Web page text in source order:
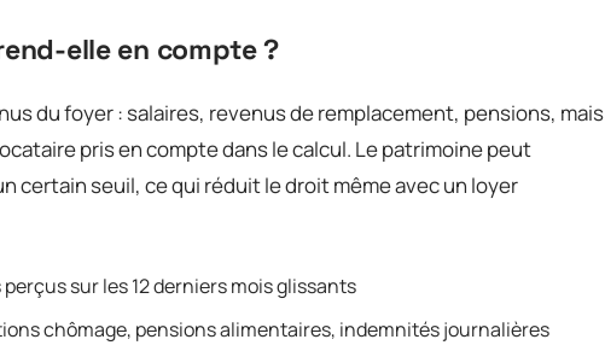
elle en compte ?
du foyer : salaires, revenus de remplacement, pensions, mais
pris en compte dans le calcul. Le patrimoine peut
certain seuil, ce qui réduit le droit même avec un loyer
sur les 12 derniers mois glissants
chômage, pensions alimentaires, indemnités journalières